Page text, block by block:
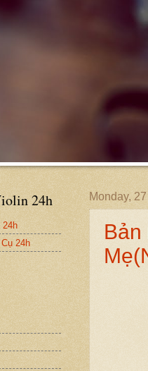
Monday,
Bản
24h
24h
24h